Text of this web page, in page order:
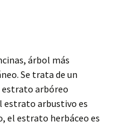
árbol más
Se trata de un
estrato arbóreo
estrato arbustivo es
el estrato herbáceo es